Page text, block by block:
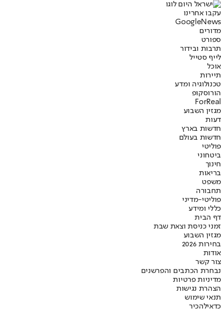
עקבו אחרינו
Googl eNews
מדורים
ספורט
תרבות ובידור
לייף סטייל
אוכל
תיירות
טכנולוגיה ומדע
הורוסקופ
ForReal
מגזין השבוע
דעות
חדשות בארץ
חדשות בעולם
פוליטי
ביטחוני
חינוך
בריאות
משפט
תחבורה
פוליטי-מדיני
כללי ומידע
דף הבית
זמני כניסת וצאת שבת
מגזין השבוע
בחירות 2026
אודות
צור קשר
נבחרת הכתבים והפרשנים
מדיניות פרטיות
הצהרת נגישות
תנאי שימוש
כדאילהכיר